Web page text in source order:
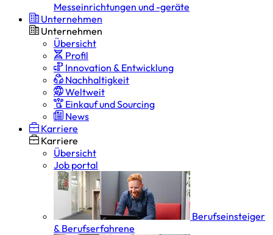
Messeinrichtungen und -geräte
Unternehmen
Unternehmen
Übersicht
Profil
Innovation & Entwicklung
Nachhaltigkeit
Weltweit
Einkauf und Sourcing
News
Karriere
Karriere
Übersicht
Job portal
Berufseinsteiger
& Berufserfahrene